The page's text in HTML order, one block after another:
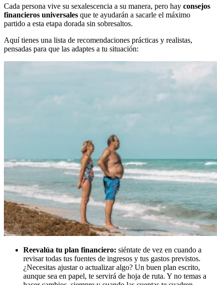
Cada persona vive su sexalescencia a su manera, pero hay consejos
financieros universales que te ayudarán a sacarle el máximo
partido a esta etapa dorada sin sobresaltos.
Aquí tienes una lista de recomendaciones prácticas y realistas,
pensadas para que las adaptes a tu situación:
Reevalúa tu plan financiero: siéntate de vez en cuando a
revisar todas tus fuentes de ingresos y tus gastos previstos.
¿Necesitas ajustar o actualizar algo? Un buen plan escrito,
aunque sea en papel, te servirá de hoja de ruta. Y no temas a